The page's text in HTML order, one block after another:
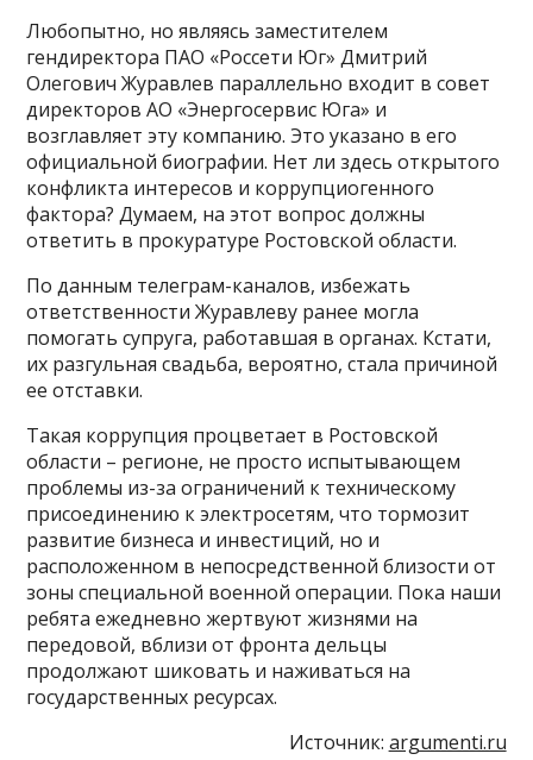
Любопытно, но являясь заместителем
гендиректора ПАО «Россети Юг» Дмитрий
Олегович Журавлев параллельно входит в совет
директоров АО «Энергосервис Юга» и
возглавляет эту компанию. Это указано в его
официальной биографии. Нет ли здесь открытого
конфликта интересов и коррупциогенного
фактора? Думаем, на этот вопрос должны
ответить в прокуратуре Ростовской области.
По данным телеграм-каналов, избежать
ответственности Журавлеву ранее могла
помогать супруга, работавшая в органах. Кстати,
их разгульная свадьба, вероятно, стала причиной
ее отставки.
Такая коррупция процветает в Ростовской
области – регионе, не просто испытывающем
проблемы из-за ограничений к техническому
присоединению к электросетям, что тормозит
развитие бизнеса и инвестиций, но и
расположенном в непосредственной близости от
зоны специальной военной операции. Пока наши
ребята ежедневно жертвуют жизнями на
передовой, вблизи от фронта дельцы
продолжают шиковать и наживаться на
государственных ресурсах.
Источник: argumenti.ru